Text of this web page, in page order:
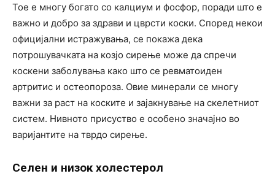
Тое е многу богато со калциум и фосфор, поради што е
важно и добро за здрави и цврсти коски. Според некои
официјални истражувања, се покажа дека
потрошувачката на козјо сирење може да спречи
коскени заболувања како што се ревматоиден
артритис и остеопороза. Овие минерали се многу
важни за раст на коските и зајакнување на скелетниот
систем. Нивното присуство е особено значајно во
варијантите на тврдо сирење.
Селен и низок холестерол